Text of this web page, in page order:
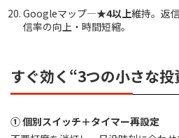
Googleマップ—★4以上維持。返
信率の向上・時間短縮。
すぐ効く“3つの小さな投
① 個別スイッチ＋タイマー再設定